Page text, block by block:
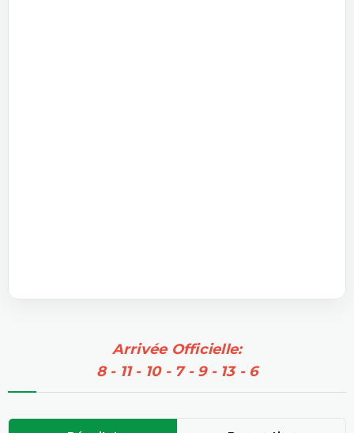
Arrivée Officielle:
8 - 11 - 10 - 7 - 9 - 13 - 6